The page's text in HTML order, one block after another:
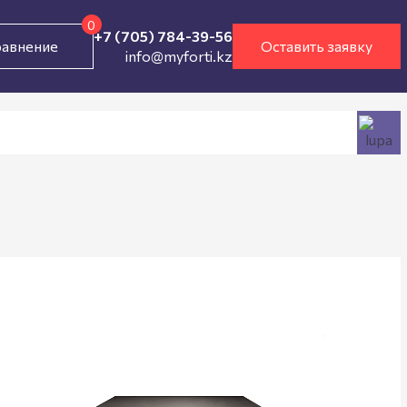
0
+7 (705) 784-39-56
info@myforti.kz
Оставить заявку